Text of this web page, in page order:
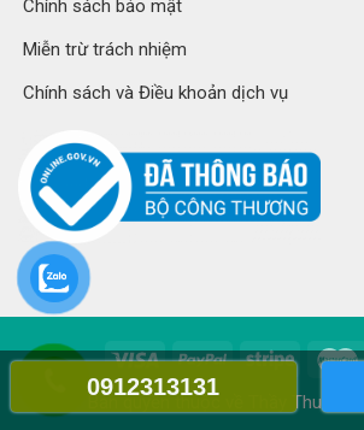
Chính sách bảo mật
Miễn trừ trách nhiệm
Chính sách và Điều khoản dịch vụ
Bản quyền thuộc về Thầy Thuốc Lê
0912313131